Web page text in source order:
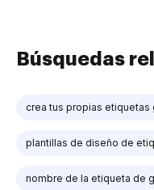
Búsquedas
crea tus propias etiquetas
plantillas de diseño de
nombre de la etiqueta de